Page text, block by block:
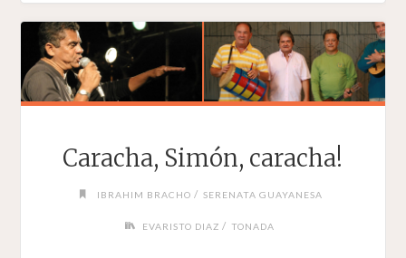
Caracha, Simón, caracha!
IBRAHIM BRACHO / SERENATA GUAYANESA
EVARISTO DIAZ / TONADA